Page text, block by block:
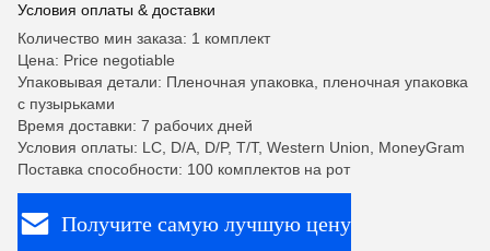
Условия оплаты & доставки
Количество мин заказа: 1 комплект
Цена: Price negotiable
Упаковывая детали: Пленочная упаковка, пленочная упаковка
с пузырьками
Время доставки: 7 рабочих дней
Условия оплаты: LC, D/A, D/P, T/T, Western Union, MoneyGram
Поставка способности: 100 комплектов на рот
Получите самую лучшую цену